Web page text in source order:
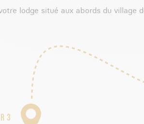
lodge situé aux abords du village
3